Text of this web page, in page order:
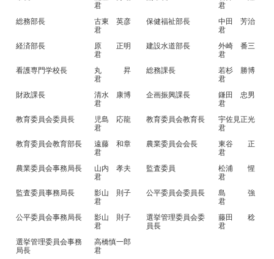
君
君
総務部長
古東 英彦
君
保健福祉部長
中田 芳治
君
経済部長
原 正明
君
建設水道部長
外崎 番三
君
看護専門学校長
丸 昇
君
総務課長
若杉 勝博
君
財政課長
清水 康博
君
企画振興課長
鎌田 忠男
君
教育委員会委員長
児島 応龍
君
教育委員会教育長
宇佐見正光
君
教育委員会教育部長
遠藤 和章
君
農業委員会会長
東谷 正
君
農業委員会事務局長
山内 孝夫
君
監査委員
松浦 惺
君
監査委員事務局長
影山 則子
君
公平委員会委員長
島 強
君
公平委員会事務局長
影山 則子
君
選挙管理委員会委
員長
藤田 稔
君
選挙管理委員会事務
局長
高橋慎一郎
君